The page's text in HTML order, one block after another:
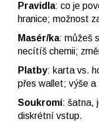
Pravidla: co je
hranice; možnost
Masér/ka: můžeš
necítíš chemii;
Platby: karta vs.
přes wallet; výše a
Soukromí: šatna,
diskrétní vstup.